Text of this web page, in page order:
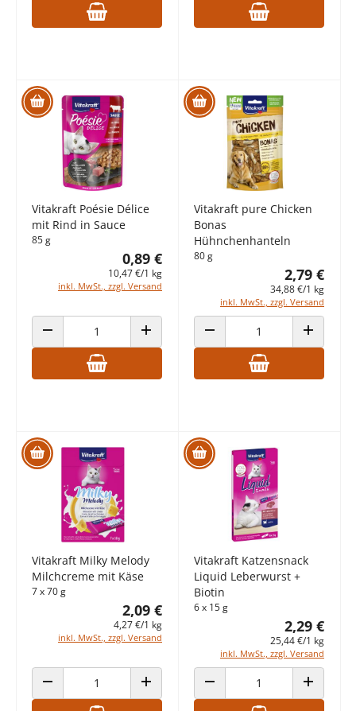
Vitakraft Poésie Délice
mit Rind in Sauce
85 g
0,89 €
10,47 €/1 kg
inkl. MwSt., zzgl. Versand
ANZAHL VERRINGERN ANZAHL ERHÖHEN
Vitakraft pure Chicken
Bonas
Hühnchenhanteln
80 g
2,79 €
34,88 €/1 kg
inkl. MwSt., zzgl. Versand
ANZAHL VERRINGERN ANZAHL
Vitakraft Milky Melody
Milchcreme mit Käse
7 x 70 g
2,09 €
4,27 €/1 kg
inkl. MwSt., zzgl. Versand
ANZAHL VERRINGERN ANZAHL ERHÖHEN
Vitakraft Katzensnack
Liquid Leberwurst +
Biotin
6 x 15 g
2,29 €
25,44 €/1 kg
inkl. MwSt., zzgl. Versand
ANZAHL VERRINGERN ANZAHL